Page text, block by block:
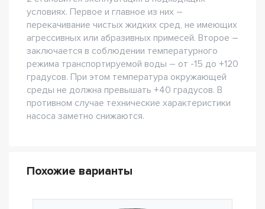
условиях. Первое и главное из них –
перекачивание чистых жидких сред, не имеющих
агрессивных или абразивных примесей. Второе –
заключается в соблюдении температурного
режима транспортируемой воды – от -15 до +120
градусов. При этом температура окружающей
среды не должна превышать +40 градусов. В
противном случае технические характеристики
насоса заметно снижаются.
Похожие варианты